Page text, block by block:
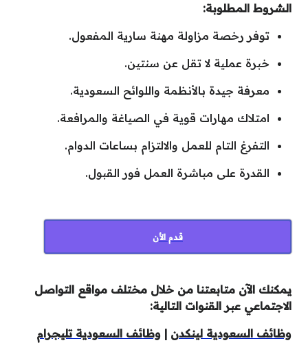
الشروط المطلوبة:
توفر رخصة مزاولة مهنة سارية المفعول.
خبرة عملية لا تقل عن سنتين.
معرفة جيدة بالأنظمة واللوائح السعودية.
امتلاك مهارات قوية في الصياغة والمرافعة.
التفرغ التام للعمل والالتزام بساعات الدوام.
القدرة على مباشرة العمل فور القبول.
قدم الأن
يمكنك الآن متابعتنا من خلال مختلف مواقع التواصل
الاجتماعي عبر القنوات التالية:
وظائف السعودية لينكدن | وظائف السعودية تليجرام